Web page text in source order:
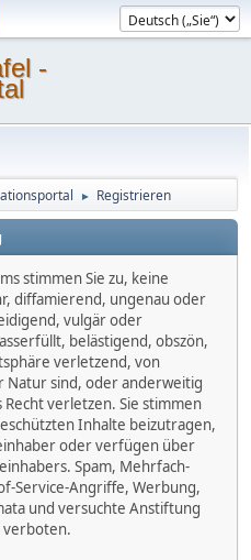
-
► Registrieren
stimmen Sie zu, keine
diffamierend, ungenau oder
vulgär oder
belästigend, obszön,
verletzend, von
sind, oder anderweitig
verletzen. Sie stimmen
Inhalte beizutragen,
oder verfügen über
Spam, Mehrfach-
Service-Angriffe, Werbung,
und versuchte Anstiftung
verboten.